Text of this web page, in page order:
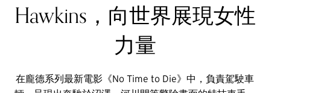
Hawkins，向世界展現女性
力量
在龐德系列最新電影《No Time to Die》中，負責駕駛車